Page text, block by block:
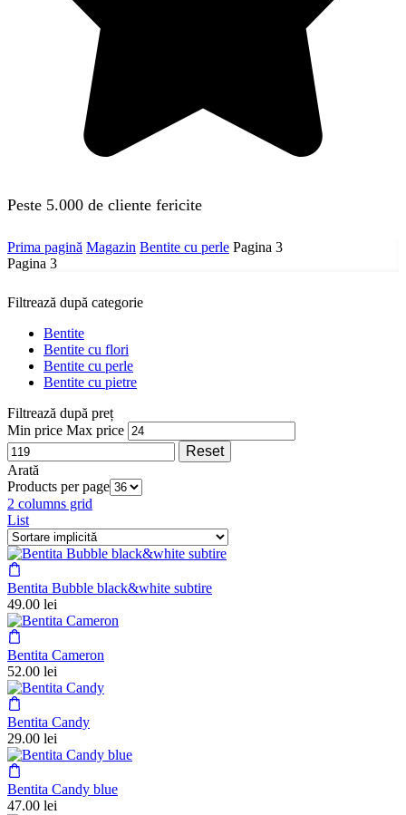
Peste 5.000 de cliente fericite
Prima pagină Magazin Bentite cu perle Pagina 3
Pagina 3
Filtrează după categorie
Bentite
Bentite cu flori
Bentite cu perle
Bentite cu pietre
Filtrează după preț
Min price Max price
Reset
Arată
Products per page
2 columns grid
List
Bentita Bubble black&white subtire
49.00 lei
Bentita Cameron
52.00 lei
Bentita Candy
29.00 lei
Bentita Candy blue
47.00 lei